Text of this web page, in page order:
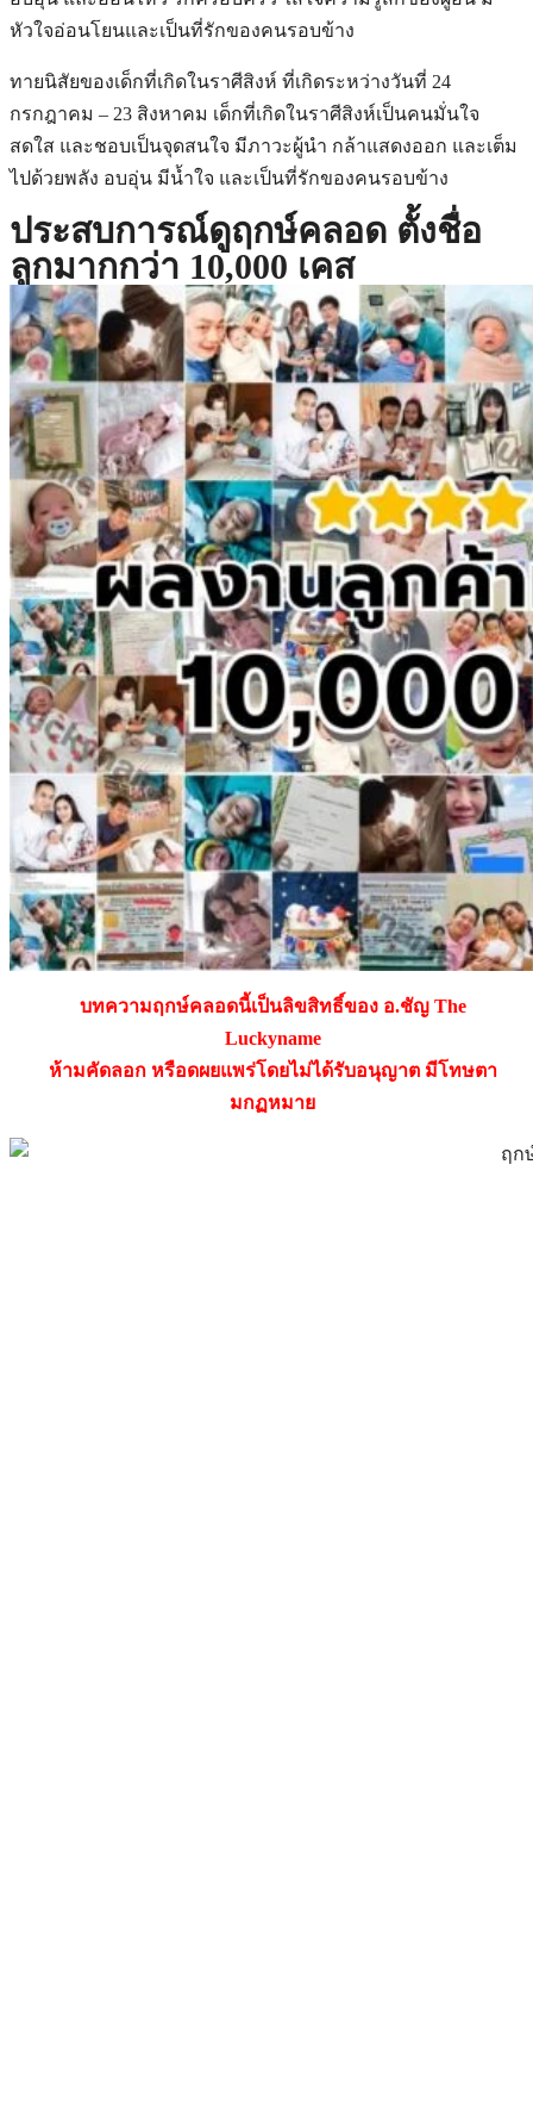
หัวใจอ่อนโยนและเป็นที่รักของคนรอบข้าง
ทายนิสัยของเด็กที่เกิดในราศีสิงห์ ที่เกิดระหว่างวันที่ 24
กรกฎาคม – 23 สิงหาคม เด็กที่เกิดในราศีสิงห์เป็นคนมั่นใจ
สดใส และชอบเป็นจุดสนใจ มีภาวะผู้นำ กล้าแสดงออก และเต็ม
ไปด้วยพลัง อบอุ่น มีน้ำใจ และเป็นที่รักของคนรอบข้าง
ประสบการณ์ดูฤกษ์คลอด ตั้งชื่อ
ลูกมากกว่า 10,000 เคส
บทความฤกษ์คลอดนี้เป็นลิขสิทธิ์ของ อ.ชัญ The
Luckyname
ห้ามคัดลอก หรือดผยแพร่โดยไม่ได้รับอนุญาต มีโทษตา
มกฏหมาย